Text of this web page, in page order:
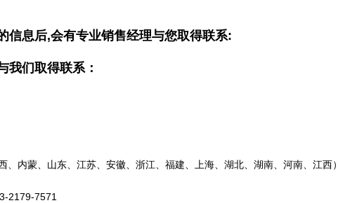
信息后,会有专业销售经理与您取得联系:
我们取得联系：
、内蒙、山东、江苏、安徽、浙江、福建、上海、湖北、湖南、河南、江西）
2179-7571